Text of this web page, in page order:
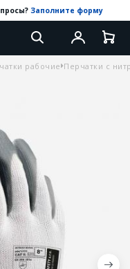
Заполните форму
рабочие Перчатки с